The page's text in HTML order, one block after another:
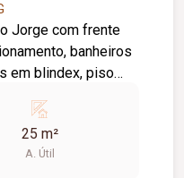
Jorge com frente
banheiros
em blindex, piso
25 m²
A. Útil